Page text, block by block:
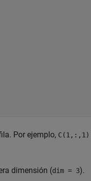
Por ejemplo, C(1,:,1)
dimensión (dim = 3).